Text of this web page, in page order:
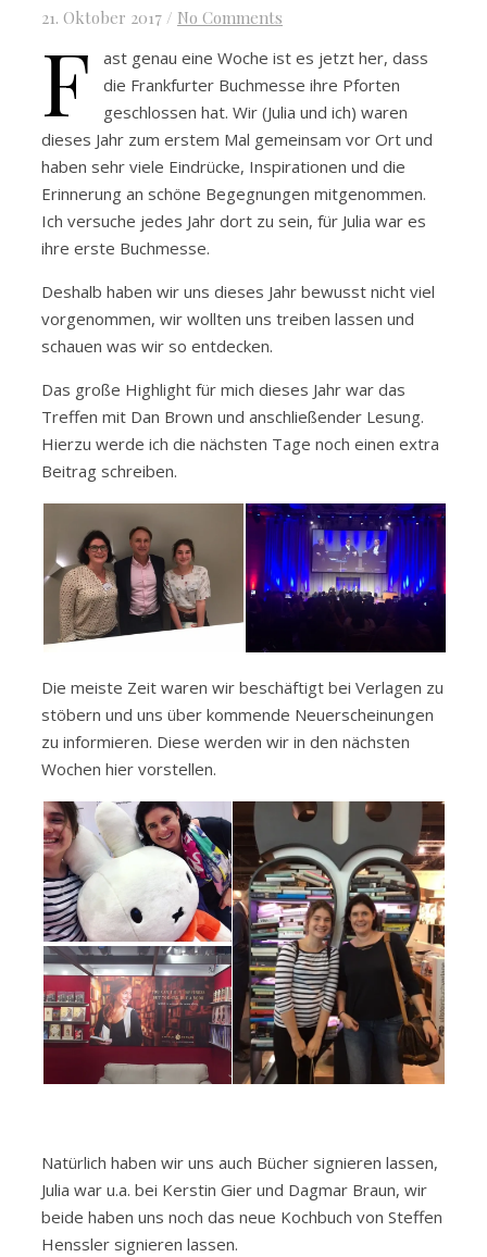
21. Oktober 2017 / No Comments
F
ast genau eine Woche ist es jetzt her, dass
die Frankfurter Buchmesse ihre Pforten
geschlossen hat. Wir (Julia und ich) waren
dieses Jahr zum erstem Mal gemeinsam vor Ort und
haben sehr viele Eindrücke, Inspirationen und die
Erinnerung an schöne Begegnungen mitgenommen.
Ich versuche jedes Jahr dort zu sein, für Julia war es
ihre erste Buchmesse.
Deshalb haben wir uns dieses Jahr bewusst nicht viel
vorgenommen, wir wollten uns treiben lassen und
schauen was wir so entdecken.
Das große Highlight für mich dieses Jahr war das
Treffen mit Dan Brown und anschließender Lesung.
Hierzu werde ich die nächsten Tage noch einen extra
Beitrag schreiben.
Die meiste Zeit waren wir beschäftigt bei Verlagen zu
stöbern und uns über kommende Neuerscheinungen
zu informieren. Diese werden wir in den nächsten
Wochen hier vorstellen.
Natürlich haben wir uns auch Bücher signieren lassen,
Julia war u.a. bei Kerstin Gier und Dagmar Braun, wir
beide haben uns noch das neue Kochbuch von Steffen
Henssler signieren lassen.